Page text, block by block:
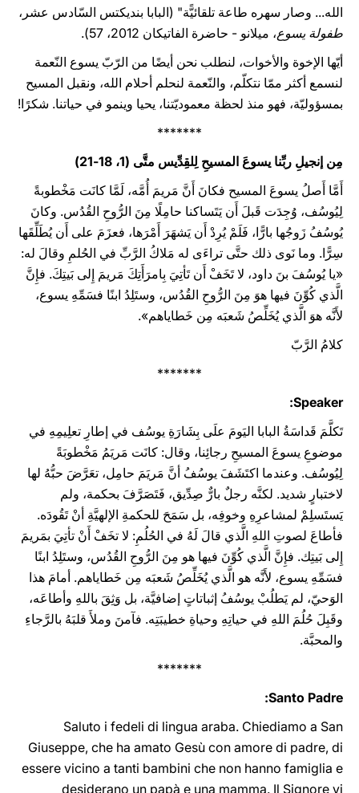
الله... وصار سهره طاعة تلقائيًّة" (البابا بنديكتس السّادس عشر،
طفولة يسوع، ميلانو - حاضرة الفاتيكان 2012، 57).
أيّها الإخوة والأخوات، لنطلب نحن أيضًا من الرّبّ يسوع النّعمة
لنسمع أكثر ممّا نتكلّم، والنّعمة لنحلم أحلام الله، ونقبل المسيح
بمسؤوليّة، فهو منذ لحظة معموديّتنا، يحيا وينمو في حياتنا. شكرًا!
*******
مِن إنجيلِ ربِّنا يسوعَ المسيحِ لِلقِدِّيس متَّى (1، 18-21)
أَمَّا أَصلُ يسوعَ المسيح فكانَ أَنَّ مَريمَ أُمَّه، لَمَّا كانَت مَخْطوبةً
لِيُوسُف، وُجِدَت قَبلَ أَن يَتَساكنا حامِلًا مِنَ الرُّوحِ القُدُس. وكانَ
يُوسُفُ زَوجُها بارًّا، فَلَمْ يُرِدْ أَن يَشهَرَ أَمْرَها، فعزَمَ على أَن يُطَلِّقَها
سِرًّا. وما نَوى ذلك حتَّى تراءَى له مَلاكُ الرَّبِّ في الحُلمِ وقالَ له:
«يا يُوسُفَ بنَ داود، لا تَخَفْ أَن تَأتِيَ بِامرَأَتِكَ مَريمَ إِلى بَيتِكَ. فإِنَّ
الَّذي كُوِّنَ فيها هوَ مِنَ الرُّوحِ القُدُس، وستَلِدُ ابنًا فسَمِّهِ يسوع،
لأَنَّه هوَ الَّذي يُخَلِّصُ شَعبَه مِن خَطاياهم».
كلامُ الرَّبّ
*******
Speaker:
تَكلَّمَ قَداسَةُ البابا اليَومَ علَى بِشَارَةِ يوسُف في إطارِ تعلِيمِهِ في
موضوعِ يسوعَ المسيحِ رجائِنا، وقال: كانَت مَريَمُ مَخْطوبَةً
لِيُوسُف. وعندما اكتَشَفَ يوسُفُ أنَّ مَريَمَ حامِل، تعَرَّضَ حبُّهُ لها
لاختبارٍ شديد. لكنَّه رجلٌ بارٌّ صِدِّيق، فَتَصَرَّفَ بحكمة، ولم
يَستَسلِمْ لمشاعرِهِ وخوفِه، بل سَمَحَ للحكمةِ الإلهيَّةِ أنْ تَقُودَه.
فأطاعَ لصوتِ اللهِ الَّذي قالَ لَهُ في الحُلُمِ: لا تخَفْ أَنْ تأتِيَ بمَريمَ
إِلى بَيتِك. فإِنَّ الَّذي كُوِّنَ فيها هو مِنَ الرُّوحِ القُدُس، وستَلِدُ ابنًا
فسَمِّهِ يسوع، لأَنَّه هو الَّذي يُخَلِّصُ شَعبَه مِن خَطاياهم. أمامَ هذا
الوَحيّ، لم يَطلُبْ يوسُفُ إثباتاتٍ إضافيَّة، بل وَثِقَ باللهِ وأطاعَه،
وقَبِلَ حُلُمَ اللهِ في حياتِهِ وحياةِ خطيبَتِه. فآمنَ وملأَ قلبَهُ بالرَّجاءِ
والمحبَّة.
*******
Santo Padre:
Saluto i fedeli di lingua araba. Chiediamo a San
Giuseppe, che ha amato Gesù con amore di padre, di
essere vicino a tanti bambini che non hanno famiglia e
desiderano un papà e una mamma. Il Signore vi